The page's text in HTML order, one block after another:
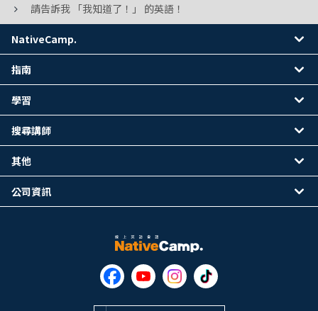
請告訴我 「我知道了！」 的英語！
NativeCamp.
指南
學習
搜尋講師
其他
公司資訊